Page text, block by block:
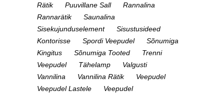
Rätik
Puuvillane Sall
Rannalina
Rannarätik
Saunalina
Sisekujunduselement
Sisustusideed
Kontorisse
Spordi Veepudel
Sõnumiga
Kingitus
Sõnumiga Tooted
Trenni
Veepudel
Tähelamp
Valgusti
Vannilina
Vannilina Rätik
Veepudel
Veepudel Lastele
Veepudel